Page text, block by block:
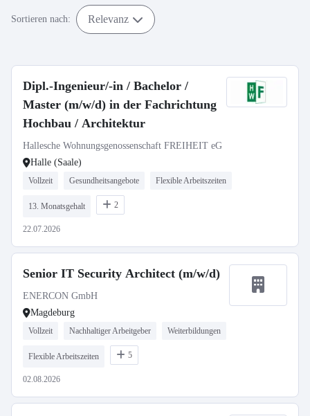
Sortieren nach: Relevanz
Dipl.-Ingenieur/-in / Bachelor /
Master (m/w/d) in der Fachrichtung
Hochbau / Architektur
Hallesche Wohnungsgenossenschaft FREIHEIT eG
Halle (Saale)
Vollzeit Gesundheitsangebote Flexible Arbeitszeiten
13. Monatsgehalt 2
22.07.2026
Senior IT Security Architect (m/w/d)
ENERCON GmbH
Magdeburg
Vollzeit Nachhaltiger Arbeitgeber Weiterbildungen
Flexible Arbeitszeiten 5
02.08.2026